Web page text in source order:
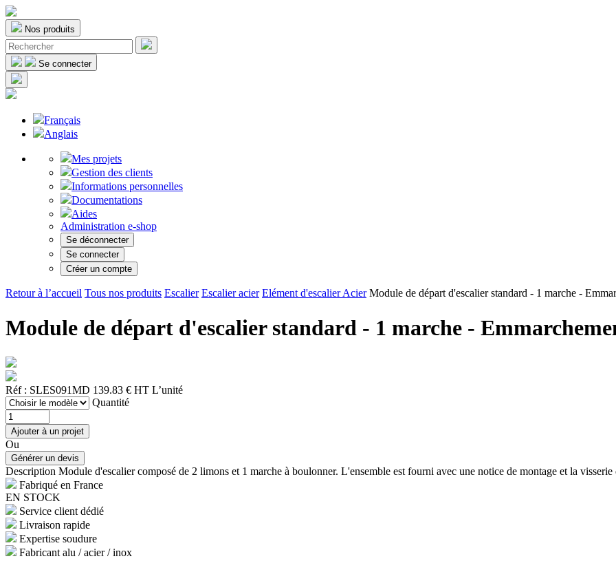
Nos produits
Se connecter
Français
Anglais
Mes projets
Gestion des clients
Informations personnelles
Documentations
Aides
Administration e-shop
Se déconnecter
Se connecter
Créer un compte
Retour à l’accueil Tous nos produits Escalier Escalier acier Elément d'escalier Acier Module de départ d'escalier standard - 1 marche -
Module de départ d'escalier standard - 1 marche -
Réf : SLES091MD 139.83 € HT L’unité
Quantité
Ou
Description Module d'escalier composé de 2 limons et 1 marche à boulonner. L'ensemble est fourni avec une notice de montage et la visserie
Fabriqué en France
EN STOCK
Service client dédié
Livraison rapide
Expertise soudure
Fabricant alu / acier / inox